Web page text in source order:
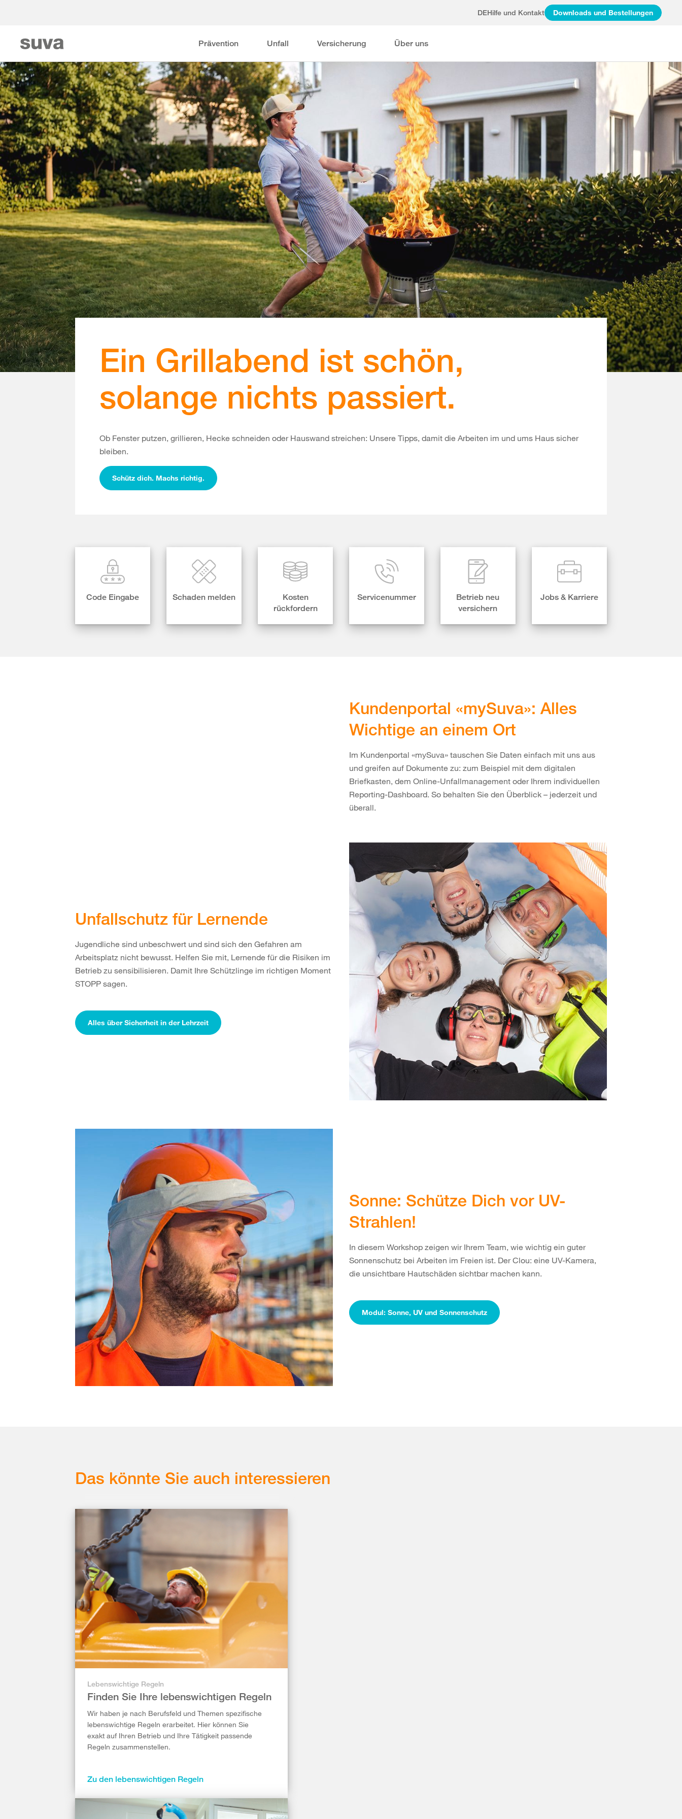
DEHilfe und Kontakt Downloads und Bestellungen
Prävention Unfall Versicherung Über uns
Ein Grillabend ist schön,
solange nichts passiert.
Ob Fenster putzen, grillieren, Hecke schneiden oder Hauswand streichen: Unsere Tipps, damit die Arbeiten im und ums Haus sicher
bleiben.
Schütz dich. Machs richtig.
Code Eingabe Schaden melden
Kosten
rückfordern
Servicenummer
Betrieb neu
versichern
Jobs & Karriere
Kundenportal «mySuva»: Alles
Wichtige an einem Ort
Im Kundenportal «mySuva» tauschen Sie Daten einfach mit uns aus
und greifen auf Dokumente zu: zum Beispiel mit dem digitalen
Briefkasten, dem Online-Unfallmanagement oder Ihrem individuellen
Reporting-Dashboard. So behalten Sie den Überblick – jederzeit und
überall.
Unfallschutz für Lernende
Jugendliche sind unbeschwert und sind sich den Gefahren am
Arbeitsplatz nicht bewusst. Helfen Sie mit, Lernende für die Risiken im
Betrieb zu sensibilisieren. Damit Ihre Schützlinge im richtigen Moment
STOPP sagen.
Alles über Sicherheit in der Lehrzeit
Sonne: Schütze Dich vor UV-
Strahlen!
In diesem Workshop zeigen wir Ihrem Team, wie wichtig ein guter
Sonnenschutz bei Arbeiten im Freien ist. Der Clou: eine UV-Kamera,
die unsichtbare Hautschäden sichtbar machen kann.
Modul: Sonne, UV und Sonnenschutz
Das könnte Sie auch interessieren
Lebenswichtige Regeln
Finden Sie Ihre lebenswichtigen Regeln
Wir haben je nach Berufsfeld und Themen spezifische
lebenswichtige Regeln erarbeitet. Hier können Sie
exakt auf Ihren Betrieb und Ihre Tätigkeit passende
Regeln zusammenstellen.
Zu den lebenswichtigen Regeln